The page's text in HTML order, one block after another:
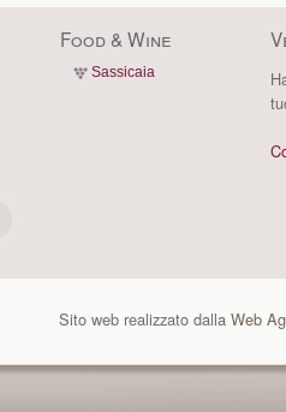
Food & Wine
Sassicaia
Sito web realizzato dalla Web